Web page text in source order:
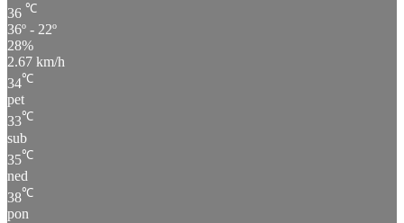
36 ℃
36º - 22º
28%
2.67 km/h
34℃
pet
33℃
sub
35℃
ned
38℃
pon